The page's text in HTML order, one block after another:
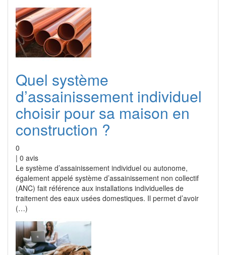
Quel système
d’assainissement individuel
choisir pour sa maison en
construction ?
0
| 0 avis
Le système d’assainissement individuel ou autonome,
également appelé système d’assainissement non collectif
(ANC) fait référence aux installations individuelles de
traitement des eaux usées domestiques. Il permet d’avoir
(…)